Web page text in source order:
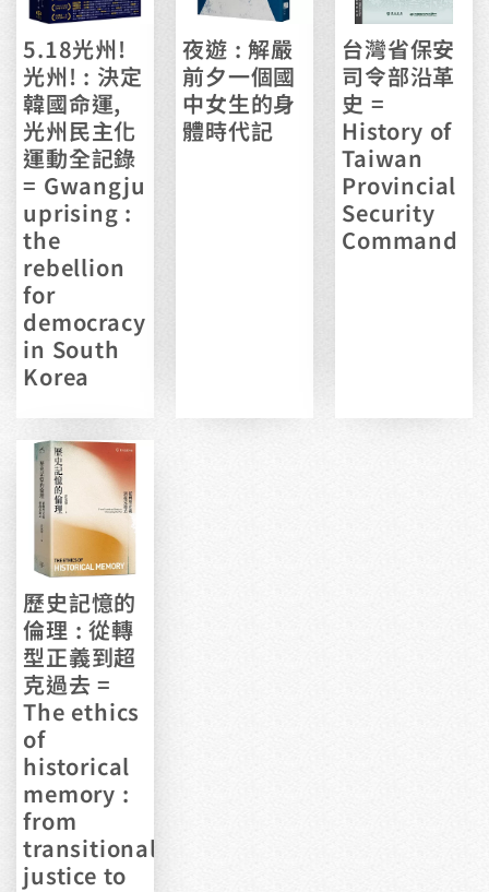
5.18光州!
光州! : 決定
韓國命運,
光州民主化
運動全記錄
= Gwangju
uprising :
the
rebellion
for
democracy
in South
Korea
夜遊 : 解嚴
前夕一個國
中女生的身
體時代記
台灣省保安
司令部沿革
史 =
History of
Taiwan
Provincial
Security
Command
歷史記憶的
倫理 : 從轉
型正義到超
克過去 =
The ethics
of
historical
memory :
from
transitional
justice to